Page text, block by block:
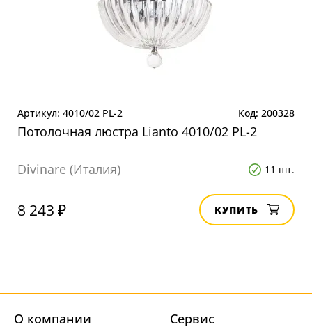
Артикул: 4010/02 PL-2 Код: 200328
Потолочная люстра Lianto 4010/02 PL-2
Divinare (Италия) 11 шт.
8 243 ₽ КУПИТЬ
О компании Cервис